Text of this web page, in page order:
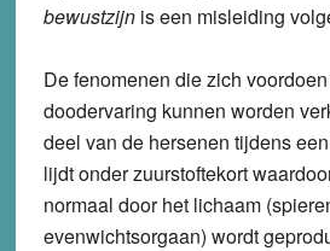
bewustzijnis een misleiding
De fenomenen die zich
doodervaring kunnen worden
deel van de hersenen tijdens
lijdt onder zuurstoftekort
normaal door het lichaam
evenwichtsorgaan) wordt